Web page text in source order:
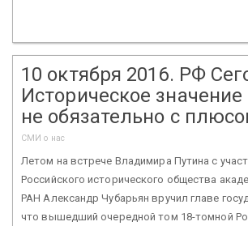
10 октября 2016. РФ
Историческое
не обязательно с
СМИ о нас
Летом на встрече Владимира Путина с
Российского исторического общества
РАН Александр Чубарьян вручил главе
что вышедший очередной том 18-томной